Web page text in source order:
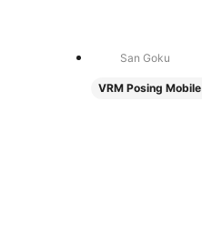
San Goku
VRM Posing Mobile